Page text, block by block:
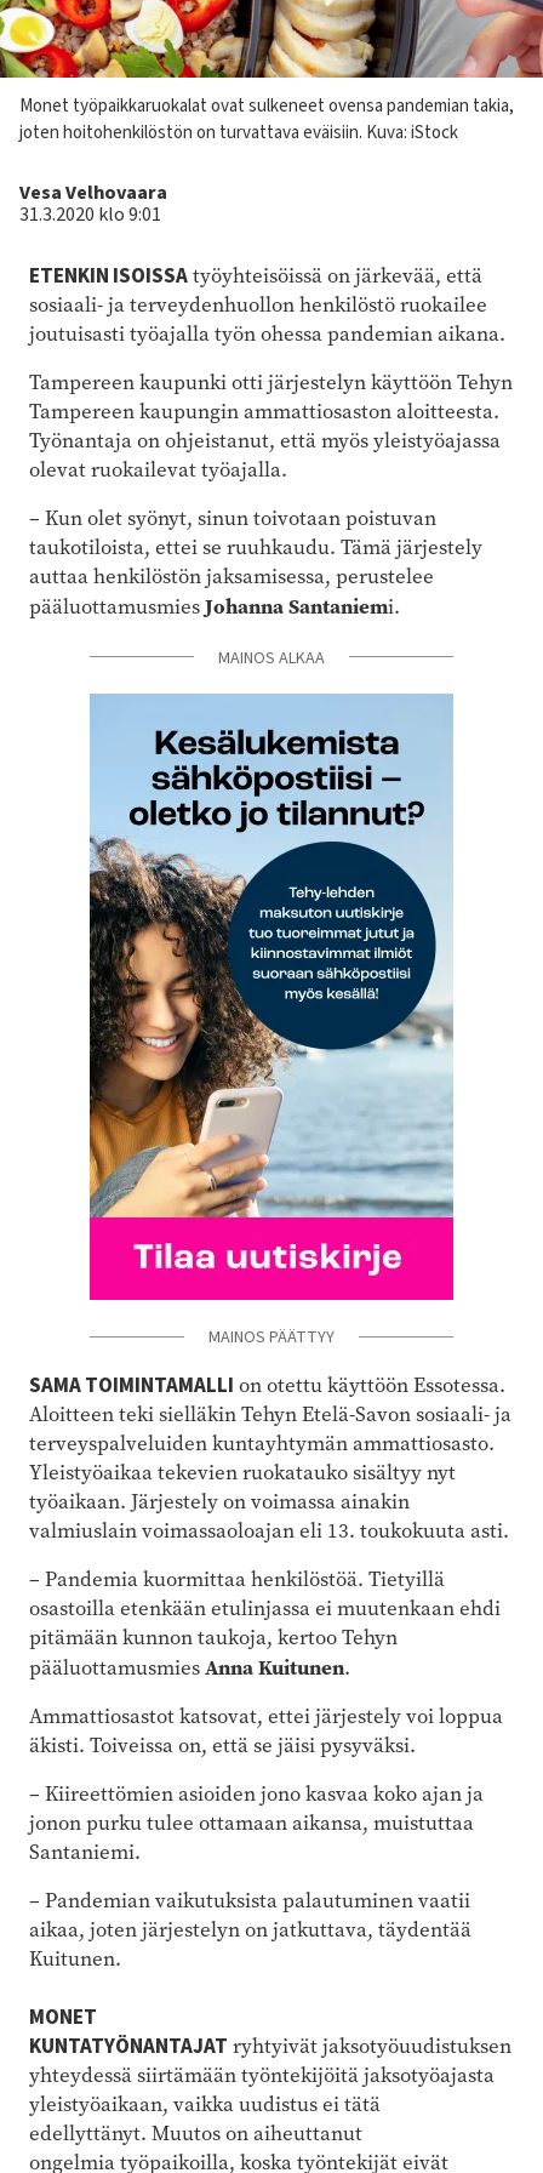
Kuvateksti
Monet työpaikkaruokalat ovat sulkeneet ovensa pandemian takia,
joten hoitohenkilöstön on turvattava eväisiin. Kuva: iStock
Kirjoittaja
Vesa Velhovaara
31.3.2020 klo 9:01
ETENKIN ISOISSAtyöyhteisöissä on järkevää, että
sosiaali- ja terveydenhuollon henkilöstö ruokailee
joutuisasti työajalla työn ohessa pandemian aikana.
Tampereen kaupunki otti järjestelyn käyttöön Tehyn
Tampereen kaupungin ammattiosaston aloitteesta.
Työnantaja on ohjeistanut, että myös yleistyöajassa
olevat ruokailevat työajalla.
– Kun olet syönyt, sinun toivotaan poistuvan
taukotiloista, ettei se ruuhkaudu. Tämä järjestely
auttaa henkilöstön jaksamisessa, perustelee
pääluottamusmiesJohanna Santaniemi.
MAINOS ALKAA
MAINOS PÄÄTTYY
SAMA TOIMINTAMALLI on otettu käyttöön Essotessa.
Aloitteen teki sielläkin Tehyn Etelä-Savon sosiaali- ja
terveyspalveluiden kuntayhtymän ammattiosasto.
Yleistyöaikaa tekevien ruokatauko sisältyy nyt
työaikaan. Järjestely on voimassa ainakin
valmiuslain voimassaoloajan eli 13. toukokuuta asti.
– Pandemia kuormittaa henkilöstöä. Tietyillä
osastoilla etenkään etulinjassa ei muutenkaan ehdi
pitämään kunnon taukoja, kertoo Tehyn
pääluottamusmiesAnna Kuitunen.
Ammattiosastot katsovat, ettei järjestely voi loppua
äkisti. Toiveissa on, että se jäisi pysyväksi.
– Kiireettömien asioiden jono kasvaa koko ajan ja
jonon purku tulee ottamaan aikansa, muistuttaa
Santaniemi.
– Pandemian vaikutuksista palautuminen vaatii
aikaa, joten järjestelyn on jatkuttava, täydentää
Kuitunen.
MONET
KUNTATYÖNANTAJAT ryhtyivät jaksotyöuudistuksen
yhteydessä siirtämään työntekijöitä jaksotyöajasta
yleistyöaikaan, vaikka uudistus ei tätä
edellyttänyt. Muutos on aiheuttanut
ongelmia työpaikoilla, koska työntekijät eivät